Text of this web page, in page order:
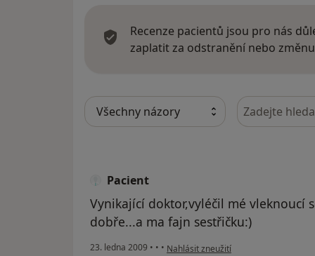
Recenze pacientů jsou pro nás
zaplatit za odstranění nebo
Hledejte v
Pacient
Vynikající doktor,vyléčil mé vleknoucí
dobře...a ma fajn sestřičku:)
23. ledna 2009 • • • podle názoru uživatele Pacient
Nahlásit zneužití